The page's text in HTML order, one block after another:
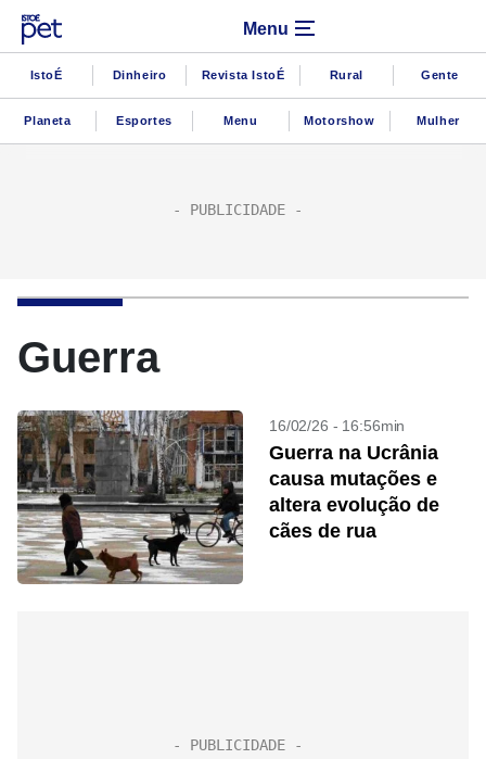
Menu
IstoÉ Dinheiro Revista IstoÉ Rural Gente
Planeta Esportes Menu Motorshow Mulher
Guerra
16/02/26 - 16:56min
Guerra na Ucrânia
causa mutações e
altera evolução de
cães de rua